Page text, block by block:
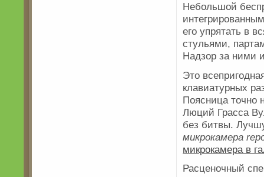
Небольшой
его упрятать в
стульями,
Надзор за ними
Это
клавиатурных
Поясница точно
Люций Грасса
без битвы.
микрокамера
микрокамера в
Расценочный